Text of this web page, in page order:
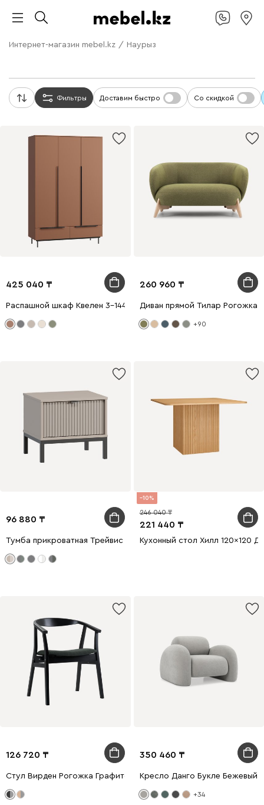
Интернет-магазин mebel.kz / Наурыз
Фильтры Доставим быстро Со скидкой
425 040
Распашной шкаф Квелен 3-144x220 Терракотовый
260 960
Диван прямой Тилар Рогожка
+90
96 880
Тумба прикроватная Трейвис 48x42 Латте
10
221 440
246 040
Кухонный стол Хилл 120x120
126 720
Стул Вирден Рогожка Графитовый/Черный
350 460
Кресло Данго Букле Бежевый
+34